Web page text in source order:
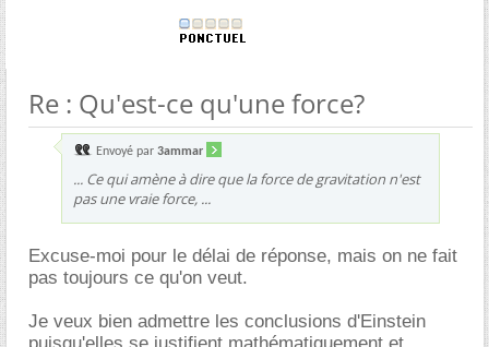
Re : Qu'est-ce qu'une force?
Envoyé par 3ammar
... Ce qui amène à dire que la force de gravitation n'est
pas une vraie force, ...
Excuse-moi pour le délai de réponse, mais on ne fait
pas toujours ce qu'on veut.
Je veux bien admettre les conclusions d'Einstein